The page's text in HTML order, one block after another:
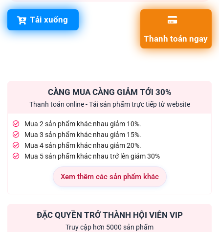
Tải xuống
Thanh toán ngay
CÀNG MUA CÀNG GIẢM TỚI 30%
Thanh toán online - Tải sản phẩm trực tiếp từ website
Mua 2 sản phẩm khác nhau giảm 10%.
Mua 3 sản phẩm khác nhau giảm 15%.
Mua 4 sản phẩm khác nhau giảm 20%.
Mua 5 sản phẩm khác nhau trở lên giảm 30%
Xem thêm các sản phẩm khác
ĐẶC QUYỀN TRỞ THÀNH HỘI VIÊN VIP
Truy cập hơn 5000 sản phẩm